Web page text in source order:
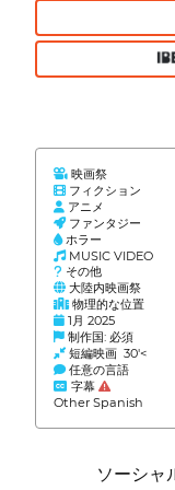
映画祭
フィクション
アニメ
ファンタジー
ホラー
MUSIC VIDEO
その他
大陸内映画祭
物理的な位置
1月 2025
制作国: 必須
短編映画 30'<
任意の言語
字幕
Other Spanish
ソーシャ